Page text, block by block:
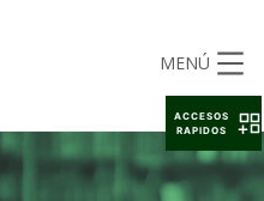
MENÚ
ACCESOS
RAPIDOS